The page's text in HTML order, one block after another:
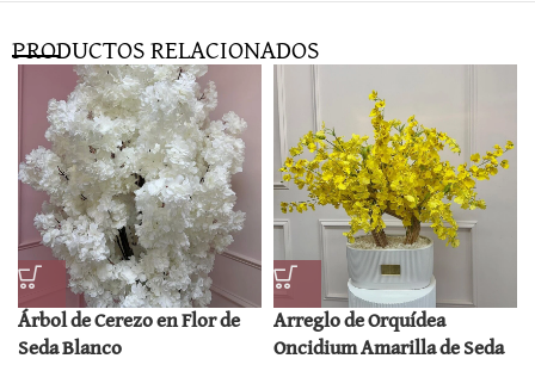
PRODUCTOS RELACIONADOS
Árbol de Cerezo en Flor de
Seda Blanco
Arreglo de Orquídea
Oncidium Amarilla de Seda